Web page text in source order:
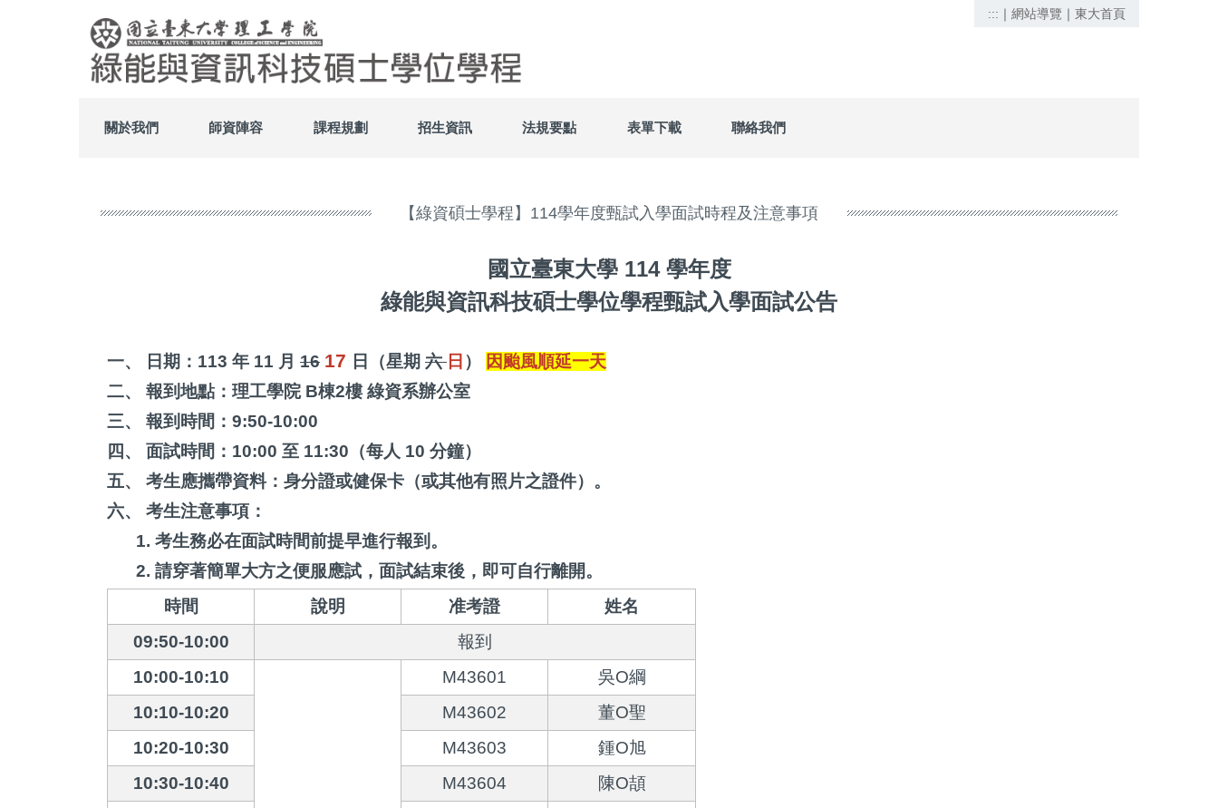
::: ｜ 網站導覽 ｜ 東大首頁
關於我們 師資陣容 課程規劃 招生資訊 法規要點 表單下載 聯絡我們
【綠資碩士學程】114學年度甄試入學面試時程及注意事項
國立臺東大學 114 學年度
綠能與資訊科技碩士學位學程甄試入學面試公告
一、 日期：113 年 11 月 16 17 日（星期 六 日 ）
因颱風順延一天
二、 報到地點：理工學院 B棟2樓 綠資系辦公室
三、 報到時間：9:50-10:00
四、 面試時間：10:00 至 11:30（每人 10 分鐘）
五、 考生應攜帶資料： 身分證或健保卡（或其他有照片之證件）。
六、 考生注意事項：
1. 考生務必在面試時間前提早進行報到。
2. 請穿著簡單大方之便服應試，面試結束後，即可自行離開。
時間
說明 准考證
姓名
09:50-10:00
報到
10:00-10:10
M43601
吳O綱
10:10-10:20
M43602
董O聖
10:20-10:30
M43603
鍾O旭
10:30-10:40
M43604
陳O頡